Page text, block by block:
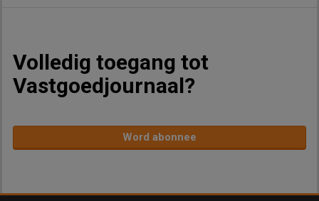
Volledig toegang tot
Vastgoedjournaal?
Word abonnee